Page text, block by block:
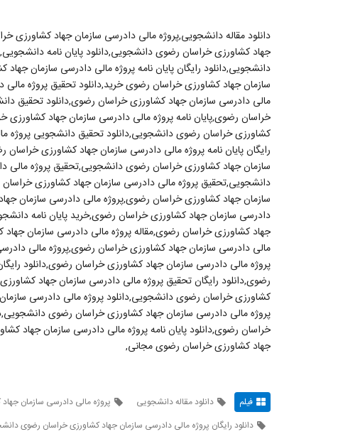
دانلود مقاله دانشجویی,پروژه مالی دادرسی سازمان جهاد کشاورزی
جهاد کشاورزی خراسان رضوی دانشجویی,دانلود پایان نامه
دانشجویی,دانلود رایگان پایان نامه پروژه مالی دادرسی سازمان
سازمان جهاد کشاورزی خراسان رضوی خرید,دانلود تحقیق پروژه
مالی دادرسی سازمان جهاد کشاورزی خراسان رضوی,دانلود تحقیق
خراسان رضوی,پایان نامه پروژه مالی دادرسی سازمان جهاد کشاورزی
کشاورزی خراسان رضوی دانشجویی,دانلود تحقیق دانشجویی پروژه
رایگان پایان نامه پروژه مالی دادرسی سازمان جهاد کشاورزی
سازمان جهاد کشاورزی خراسان رضوی دانشجویی,تحقیق پروژه
دانشجویی,تحقیق پروژه مالی دادرسی سازمان جهاد کشاورزی خراسان
سازمان جهاد کشاورزی خراسان رضوی,پروژه مالی دادرسی سازمان
دادرسی سازمان جهاد کشاورزی خراسان رضوی,خرید پایان نامه
جهاد کشاورزی خراسان رضوی,مقاله پروژه مالی دادرسی سازمان جهاد
مالی دادرسی سازمان جهاد کشاورزی خراسان رضوی,پروژه مالی
پروژه مالی دادرسی سازمان جهاد کشاورزی خراسان رضوی,دانلود
رضوی,دانلود رایگان تحقیق پروژه مالی دادرسی سازمان جهاد
کشاورزی خراسان رضوی دانشجویی,دانلود پروژه مالی دادرسی
پروژه مالی دادرسی سازمان جهاد کشاورزی خراسان رضوی
خراسان رضوی,دانلود پایان نامه پروژه مالی دادرسی سازمان جهاد
جهاد کشاورزی خراسان رضوی مجانی,
فیلم دانلود مقاله دانشجویی
پروژه مالی دادرسی سازمان
دانلود رایگان پروژه مالی دادرسی سازمان جهاد کشاورزی خراسان رضوی